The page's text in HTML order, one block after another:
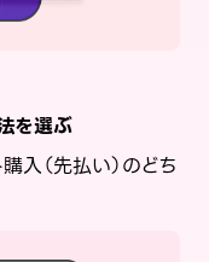
を選ぶ
入（先払い）のどち